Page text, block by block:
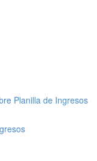
Planilla de Ingresos